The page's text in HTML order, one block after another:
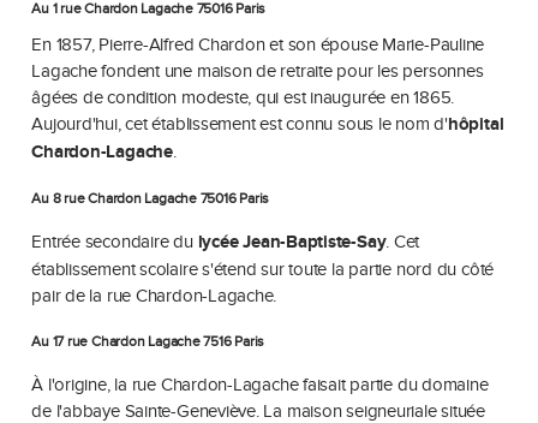
Au 1 rue Chardon Lagache 75016 Paris
En 1857, Pierre-Alfred Chardon et son épouse Marie-Pauline
Lagache fondent une maison de retraite pour les personnes
âgées de condition modeste, qui est inaugurée en 1865.
Aujourd'hui, cet établissement est connu sous le nom d'hôpital
Chardon-Lagache.
Au 8 rue Chardon Lagache 75016 Paris
Entrée secondaire du lycée Jean-Baptiste-Say. Cet
établissement scolaire s'étend sur toute la partie nord du côté
pair de la rue Chardon-Lagache.
Au 17 rue Chardon Lagache 7516 Paris
À l'origine, la rue Chardon-Lagache faisait partie du domaine
de l'abbaye Sainte-Geneviève. La maison seigneuriale située